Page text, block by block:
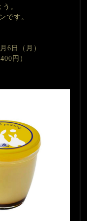
。
です。
6日（月）
円）